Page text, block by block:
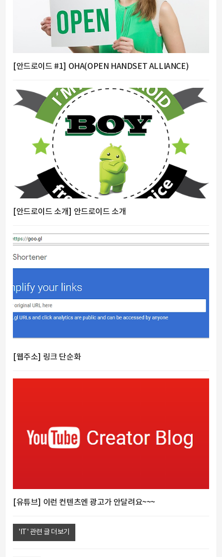
[안드로이드 #1] OHA(OPEN HANDSET ALLIANCE)
[안드로이드 소개] 안드로이드 소개
[웹주소] 링크 단순화
[유튜브] 이런 컨텐츠엔 광고가 안달려요~~~
'IT' 관련 글 더보기